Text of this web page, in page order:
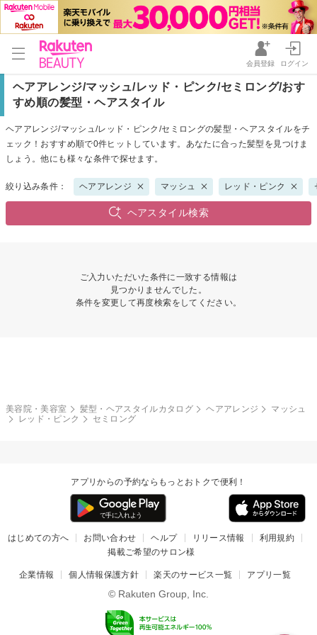
会員登録 ログイン
ヘアアレンジ/マッシュ/レッド・ピンク/セミロング/おす
すめ順の髪型・ヘアスタイル
ヘアアレンジ/マッシュ/レッド・ピンク/セミロングの髪型・ヘアスタイルをチ
ェック！おすすめ順で0件ヒットしています。あなたに合った髪型を見つけま
しょう。他にも様々な条件で探せます。
絞り込み条件： ヘアアレンジ マッシュ レッド・ピンク
ヘアスタイル検索
ご入力いただいた条件に一致する情報は
見つかりませんでした。
条件を変更して再度検索をしてください。
美容院・美容室 髪型・ヘアスタイルカタログ ヘアアレンジ
マッシュ
レッド・ピンク
セミロング
アプリからの予約ならもっとおトクで便利！
はじめての方へ お問い合わせ ヘルプ リリース情報
利用規約
掲載ご希望のサロン様
企業情報 個人情報保護方針 楽天のサービス一覧 アプリ一覧
© Rakuten Group, Inc.